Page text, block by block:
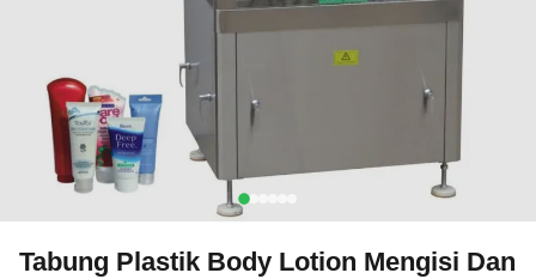
Tabung Plastik Body Lotion Mengisi Dan